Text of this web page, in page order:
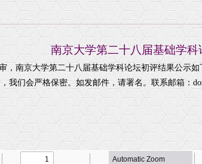
科学研究院 学工活动
学生获奖
南京大学第二十八届基础学
，南京大学第二十八届基础学科论坛初评结果公示
我们会严格保密。如发邮件，请署名。联系邮箱：